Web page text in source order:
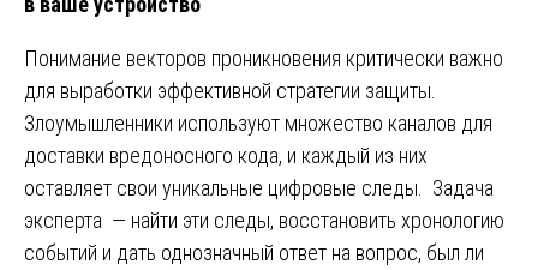
Понимание векторов проникновения критически важно
для выработки эффективной стратегии защиты.
Злоумышленники используют множество каналов для
доставки вредоносного кода, и каждый из них
оставляет свои уникальные цифровые следы. Задача
эксперта — найти эти следы, восстановить хронологию
событий и дать однозначный ответ на вопрос, был ли